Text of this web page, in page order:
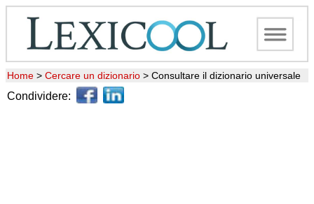
Home > Cercare un dizionario > Consultare il dizionario universale
Condividere: